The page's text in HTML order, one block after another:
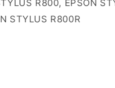
R800, EPSON
STYLUS R800R